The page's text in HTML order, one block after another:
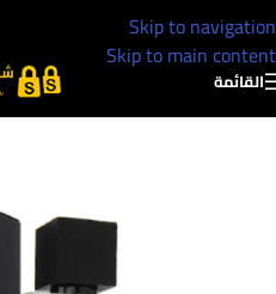
Skip to navigation
Skip to main content
القائمة